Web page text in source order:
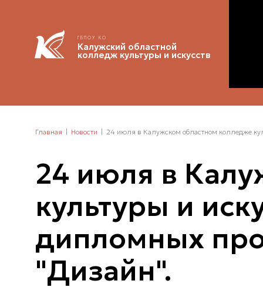
ГБПОУ КО
Калужский областной
колледж культуры и искусств
Главная Новости 24 июля в Калужском областном колледже
24 июля в
культуры и
дипломных
"Дизайн".